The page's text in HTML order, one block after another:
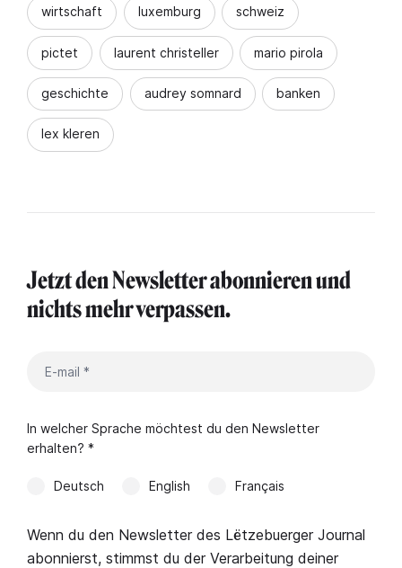
wirtschaft luxemburg schweiz
pictet laurent christeller mario pirola
geschichte audrey somnard banken
lex kleren
Jetzt den Newsletter abonnieren und
nichts mehr verpassen.
In welcher Sprache möchtest du den Newsletter
erhalten? *
Deutsch English Français
Wenn du den Newsletter des Lëtzebuerger Journal
abonnierst, stimmst du der Verarbeitung deiner